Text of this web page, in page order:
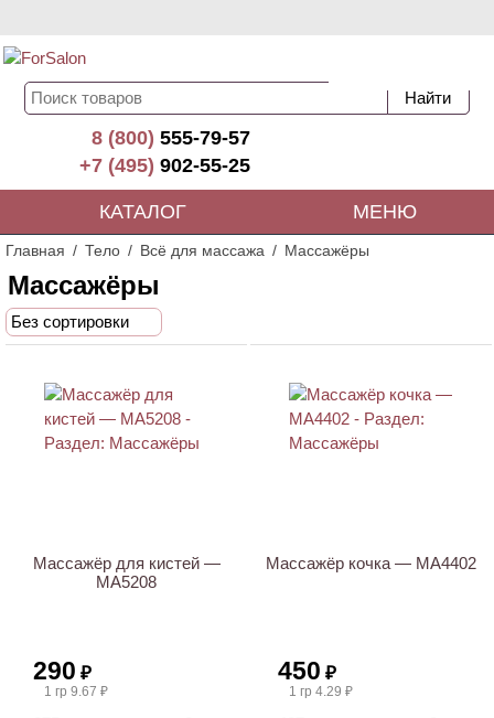
8 (800)555-79-57
+7 (495)902-55-25
КАТАЛОГ МЕНЮ
Главная Тело Всё для массажа Массажёры
Массажёры
Без сортировки
Массажёр для кистей —
МА5208
290 ₽
1 гр 9.67 ₽
Массажёр кочка — МА4402
450 ₽
1 гр 4.29 ₽